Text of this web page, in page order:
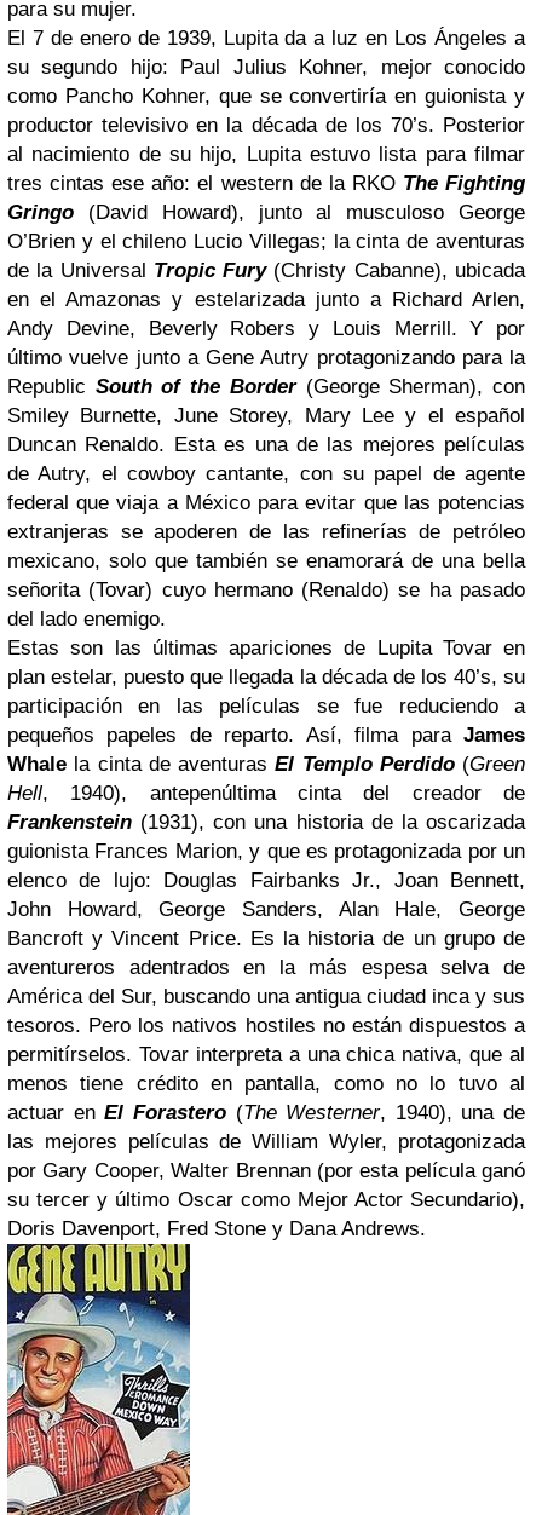
para su mujer.
El 7 de enero de 1939, Lupita da a luz en Los Ángeles a
su segundo hijo: Paul Julius Kohner, mejor conocido
como Pancho Kohner, que se convertiría en guionista y
productor televisivo en la década de los 70’s. Posterior
al nacimiento de su hijo, Lupita estuvo lista para filmar
tres cintas ese año: el western de la RKO The Fighting
Gringo (David Howard), junto al musculoso George
O’Brien y el chileno Lucio Villegas; la cinta de aventuras
de la Universal Tropic Fury(Christy Cabanne), ubicada
en el Amazonas y estelarizada junto a Richard Arlen,
Andy Devine, Beverly Robers y Louis Merrill. Y por
último vuelve junto a Gene Autry protagonizando para la
Republic South of the Border(George Sherman), con
Smiley Burnette, June Storey, Mary Lee y el español
Duncan Renaldo. Esta es una de las mejores películas
de Autry, el cowboy cantante, con su papel de agente
federal que viaja a México para evitar que las potencias
extranjeras se apoderen de las refinerías de petróleo
mexicano, solo que también se enamorará de una bella
señorita (Tovar) cuyo hermano (Renaldo) se ha pasado
del lado enemigo.
Estas son las últimas apariciones de Lupita Tovar en
plan estelar, puesto que llegada la década de los 40’s, su
participación en las películas se fue reduciendo a
pequeños papeles de reparto. Así, filma para James
Whale la cinta de aventurasEl Templo Perdido(Green
Hell, 1940), antepenúltima cinta del creador de
Frankenstein (1931), con una historia de la oscarizada
guionista Frances Marion, y que es protagonizada por un
elenco de lujo: Douglas Fairbanks Jr., Joan Bennett,
John Howard, George Sanders, Alan Hale, George
Bancroft y Vincent Price. Es la historia de un grupo de
aventureros adentrados en la más espesa selva de
América del Sur, buscando una antigua ciudad inca y sus
tesoros. Pero los nativos hostiles no están dispuestos a
permitírselos. Tovar interpreta a una chica nativa, que al
menos tiene crédito en pantalla, como no lo tuvo al
actuar enEl Forastero(The Westerner, 1940), una de
las mejores películas de William Wyler, protagonizada
por Gary Cooper, Walter Brennan (por esta película ganó
su tercer y último Oscar como Mejor Actor Secundario),
Doris Davenport, Fred Stone y Dana Andrews.